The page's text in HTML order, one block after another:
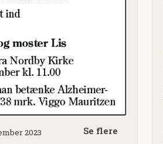
2023 Se flere